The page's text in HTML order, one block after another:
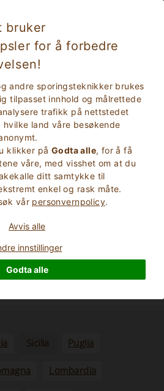
bruker
for å forbedre
andre sporingsteknikker brukes
tilpasset innhold og målrettede
trafikk på nettstedet
land våre besøkende
klikker på Godta alle, for å få
våre, med visshet om at du
ditt samtykke til
enkel og rask måte.
vår personvernpolicy.
Avvis alle
innstillinger
Godta alle
SØK
Farmhouses Sicilia
i Sicilia, med
Sicilia Puglia
Lombardia